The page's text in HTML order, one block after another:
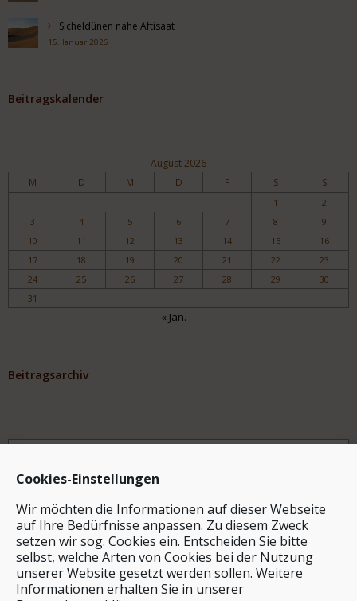
Cookies-Einstellungen
Wir möchten die Informationen auf dieser Webseite
auf Ihre Bedürfnisse anpassen. Zu diesem Zweck
setzen wir sog. Cookies ein. Entscheiden Sie bitte
selbst, welche Arten von Cookies bei der Nutzung
unserer Website gesetzt werden sollen. Weitere
Informationen erhalten Sie in unserer
Sicheldünen nahe Aftisaat
15. Januar 2026
Beitragskalender
August 2026
M D M D F S S
1
2
3
4 5 6 7 8
9
10
11 12 13 14 15
16
17
18 19 20 21 22
23
24
25 26 27 28 29
30
31
« Jan.
Beitragsarchiv
Archiv
Stichwortsuche